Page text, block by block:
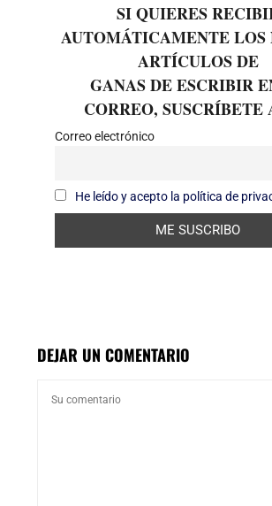
SI QUIERES
AUTOMÁTICAMENTE LOS
ARTÍCULOS DE
GANAS DE ESCRIBIR
CORREO, SUSCRÍBETE
Correo electrónico
He leído y acepto la política de
DEJAR UN COMENTARIO